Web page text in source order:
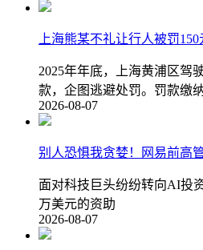
上海熊某不礼让行人被罚
2025年年底，上海黄浦区驾
款，企图逃避处罚。罚款缴
2026-08-07
别人恐惧我贪婪！网易前高
面对科技巨头纷纷转向AI投
万美元的资助
2026-08-07